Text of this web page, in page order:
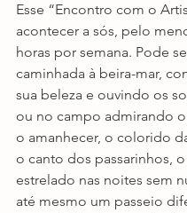
Esse “Encontro com o
acontecer a sós, pelo
horas por semana. Pode
caminhada à beira-mar,
sua beleza e ouvindo os
ou no campo admirando
o amanhecer, o colorido
o canto dos passarinhos,
estrelado nas noites sem
até mesmo um passeio